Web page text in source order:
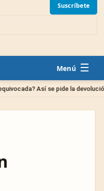
Suscríbete
☰
Así se pide la devolución